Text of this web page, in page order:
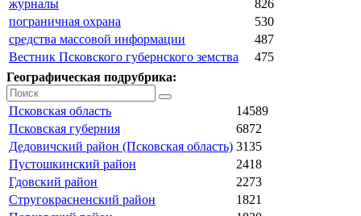
журналы
826
пограничная охрана
530
средства массовой информации
487
Вестник Псковского губернского земства
475
Географическая подрубрика:
Псковская область
14589
Псковская губерния
6872
Дедовичский район (Псковская область) 3135
Пустошкинский район
2418
Гдовский район
2273
Стругокрасненский район
1821